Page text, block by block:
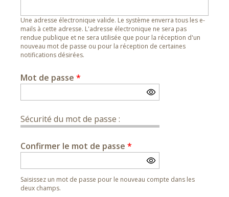
Une adresse électronique valide. Le système enverra tous les e-
mails à cette adresse. L'adresse électronique ne sera pas
rendue publique et ne sera utilisée que pour la réception d'un
nouveau mot de passe ou pour la réception de certaines
notifications désirées.
Mot de passe *
Sécurité du mot de passe :
Confirmer le mot de passe *
Saisissez un mot de passe pour le nouveau compte dans les
deux champs.